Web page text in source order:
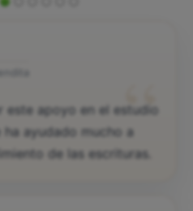
“
este apoyo en el estudio
ayudado mucho a
de las escrituras.